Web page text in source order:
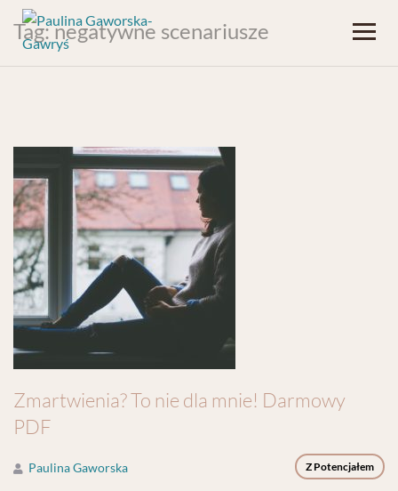
Tag:negatywne scenariusze
Zmartwienia? To nie dla mnie! Darmowy
PDF
Z Potencjałem
Paulina Gaworska